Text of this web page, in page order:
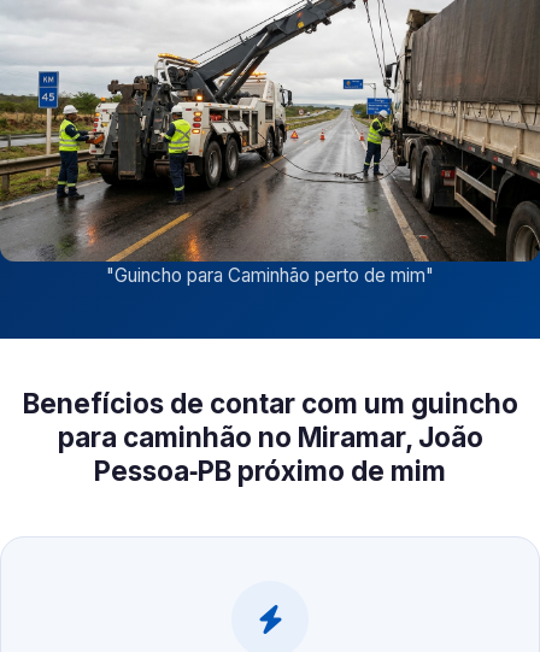
"Guincho para Caminhão perto de mim"
Benefícios de contar com um guincho
para caminhão no Miramar, João
Pessoa‑PB próximo de mim